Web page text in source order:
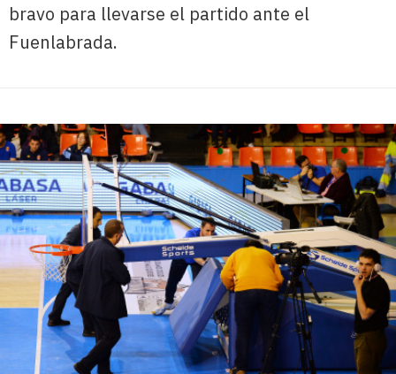
bravo para llevarse el partido ante el
Fuenlabrada.